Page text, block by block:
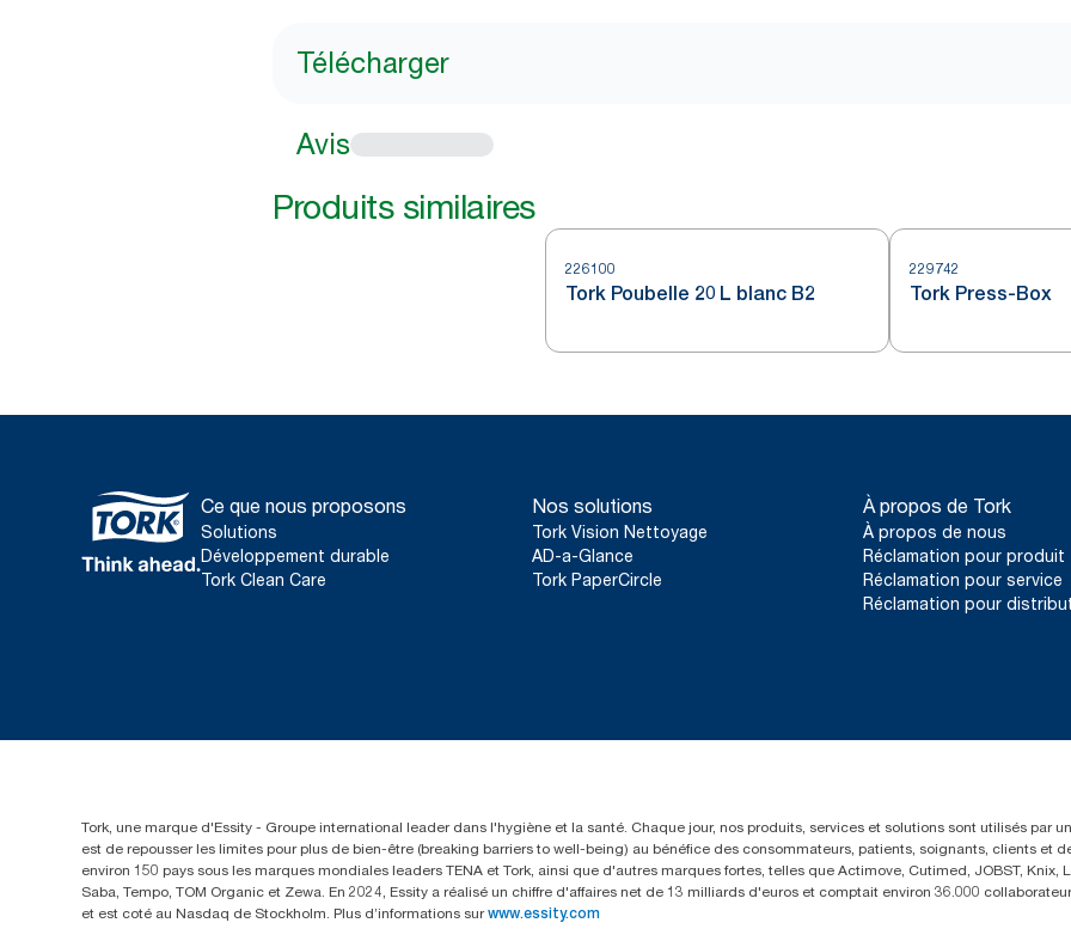
Télécharger
Avis
Produits similaires
226100
Tork Poubelle 20 L blanc B2
229742
Tork Press-Box
Ce que nous proposons
Solutions
Développement durable
Tork Clean Care
Nos solutions
Tork Vision Nettoyage
AD-a-Glance
Tork PaperCircle
À propos de Tork
À propos de nous
Réclamation pour produit
Réclamation pour service
Réclamation pour
Tork, une marque d'Essity - Groupe international leader dans l'hygiène et la santé. Chaque jour, nos produits, services et solutions sont utilisés par
est de repousser les limites pour plus de bien-être (breaking barriers to well-being) au bénéfice des consommateurs, patients, soignants, clients et
environ 150 pays sous les marques mondiales leaders TENA et Tork, ainsi que d'autres marques fortes, telles que Actimove, Cutimed, JOBST, Knix,
Saba, Tempo, TOM Organic et Zewa. En 2024, Essity a réalisé un chiffre d'affaires net de 13 milliards d'euros et comptait environ 36.000
et est coté au Nasdaq de Stockholm. Plus d’informations sur www.essity.com